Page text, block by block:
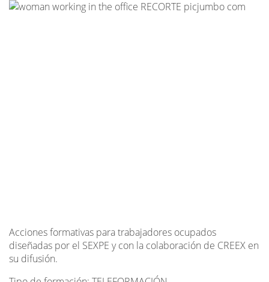
Acciones formativas para trabajadores ocupados
diseñadas por el SEXPE y con la colaboración de CREEX en
su difusión.